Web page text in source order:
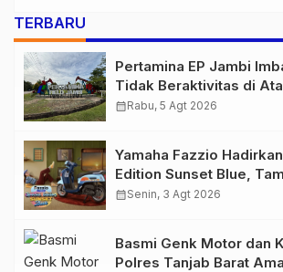
TERBARU
Pertamina EP Jambi
Tidak Beraktivitas di
Migas Demi
calendar_monthRabu, 5 Agt 2026
Yamaha Fazzio
Edition Sunset Blue,
Retro Summer yang
calendar_monthSenin, 3 Agt 2026
Basmi Genk Motor dan
Polres Tanjab Barat